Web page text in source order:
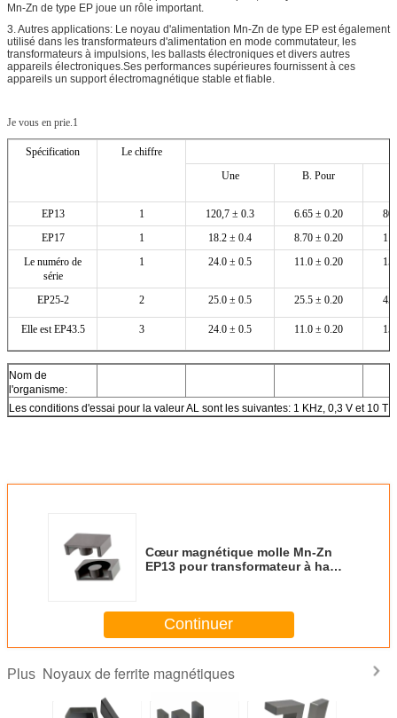
Mn-Zn de type EP joue un rôle important.
3. Autres applications: Le noyau d'alimentation Mn-Zn de type EP est également
utilisé dans les transformateurs d'alimentation en mode commutateur, les
transformateurs à impulsions, les ballasts électroniques et divers autres
appareils électroniques.Ses performances supérieures fournissent à ces
appareils un support électromagnétique stable et fiable.
Je vous en prie.1
Spécification
Le chiffre
Une
B. Pour
EP13 1 120,7 ± 0.3 6.65 ± 0.20
EP17
1 18.2 ± 0.4 8.70 ± 0.20
Le numéro de
série
1 24.0 ± 0.5 11.0 ± 0.20
EP25-2 2 25.0 ± 0.5 25.5 ± 0.20
Elle est EP43.5 3 24.0 ± 0.5 11.0 ± 0.20
Nom de
l'organisme:
Les conditions d'essai pour la valeur AL sont les suivantes: 1 KHz, 0,3 V et 10 T
Cœur magnétique molle Mn-Zn
EP13 pour transformateur à haute
Continuer
Plus Noyaux de ferrite magnétiques